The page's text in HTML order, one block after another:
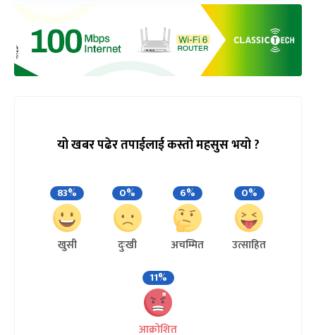
यो खबर पढेर तपाईलाई कस्तो महसुस भयो ?
83%
खुसी
0%
दुःखी
6%
अचम्मित
0%
उत्साहित
11%
आक्रोशित